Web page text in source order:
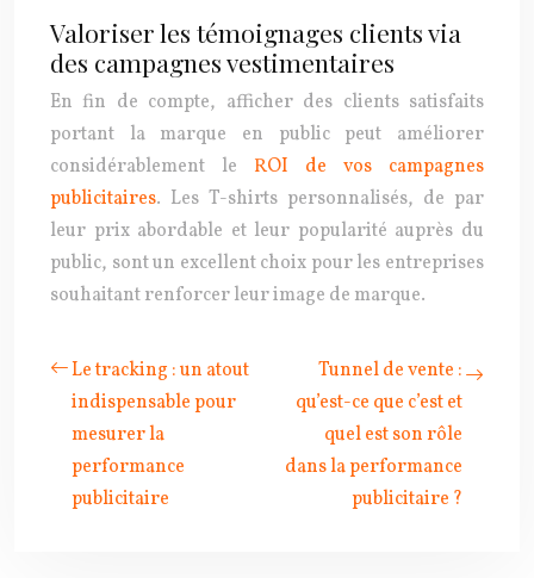
Valoriser les témoignages clients via
des campagnes vestimentaires
En fin de compte, afficher des clients satisfaits
portant la marque en public peut améliorer
considérablement le ROI de vos campagnes
publicitaires. Les T-shirts personnalisés, de par
leur prix abordable et leur popularité auprès du
public, sont un excellent choix pour les entreprises
souhaitant renforcer leur image de marque.
Le tracking : un atout
indispensable pour
mesurer la
performance
publicitaire
Tunnel de vente :
qu’est-ce que c’est et
quel est son rôle
dans la performance
publicitaire ?